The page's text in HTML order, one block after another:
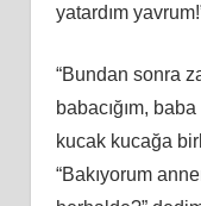
yatardım
“Bundan sonra
babacığım,
kucak kucağa
“Bakıyorum